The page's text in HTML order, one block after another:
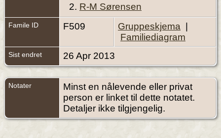
2. R-M Sørensen
Famile ID F509 Gruppeskjema
Familiediagram
Sist endret 26 Apr 2013
Notater
Minst en nålevende eller privat
person er linket til dette notatet.
Detaljer ikke tilgjengelig.